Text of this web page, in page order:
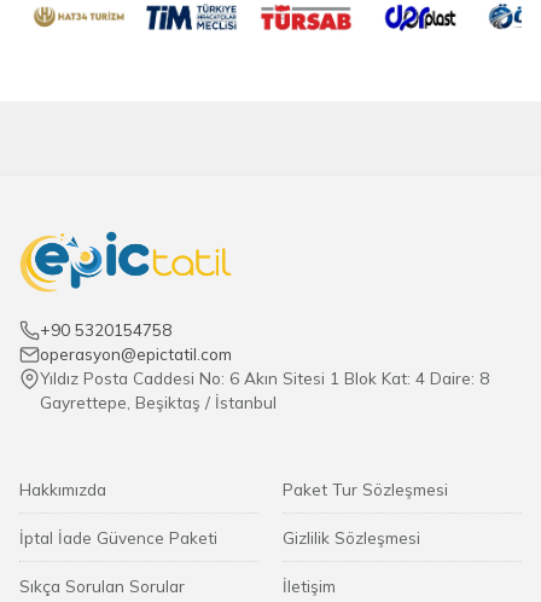
+90 5320154758
operasyon@epictatil.com
Yıldız Posta Caddesi No: 6 Akın Sitesi 1 Blok Kat: 4 Daire: 8
Gayrettepe, Beşiktaş / İstanbul
Hakkımızda
İptal İade Güvence Paketi
Sıkça Sorulan Sorular
Paket Tur Sözleşmesi
Gizlilik Sözleşmesi
İletişim